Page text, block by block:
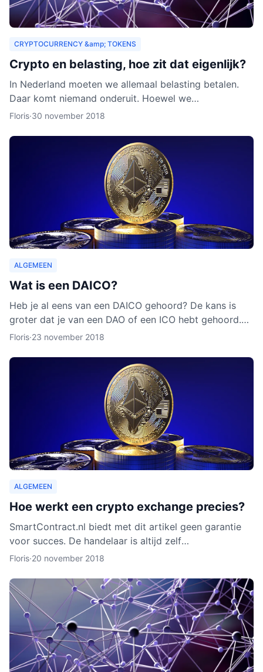
CRYPTOCURRENCY &amp; TOKENS
Crypto en belasting, hoe zit dat eigenlijk?
In Nederland moeten we allemaal belasting betalen.
Daar komt niemand onderuit. Hoewel we
cryptocurrency vaak zien als virtueel geld, is het toch
Floris·30 november 2018
ALGEMEEN
Wat is een DAICO?
Heb je al eens van een DAICO gehoord? De kans is
groter dat je van een DAO of een ICO hebt gehoord.
Hoewel het concept van DAICO nog nooit is ingezet,
Floris·23 november 2018
ALGEMEEN
Hoe werkt een crypto exchange precies?
SmartContract.nl biedt met dit artikel geen garantie
voor succes. De handelaar is altijd zelf
verantwoordelijk voor zijn of haar munten. Het is
Floris·20 november 2018